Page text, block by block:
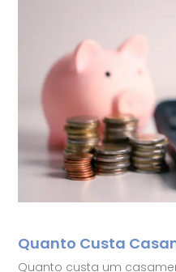
Quanto Custa
Quanto custa um